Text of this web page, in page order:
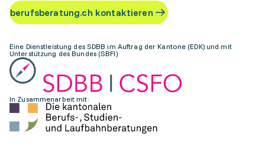
berufsberatung.ch kontaktieren
Eine Dienstleistung des SDBB im Auftrag der Kantone (EDK) und mit
Unterstützung des Bundes (SBFI)
In Zusammenarbeit mit: